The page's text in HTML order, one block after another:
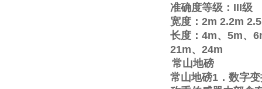
准确度等级： III级
宽度： 2m 2.2m
长度： 4m、 5m、
21m、 24m
常山地磅
常山地磅1 ．数字